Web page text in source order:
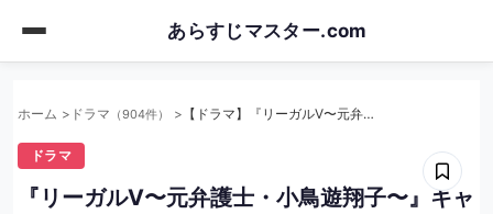
content
あらすじマスター.com
ホーム ドラマ （904件） 【ドラマ】『リーガルV〜元弁護士・小鳥遊翔子〜』キャスト・相関図とあらすじを徹底解説
ドラマ
『リーガルV〜元弁護士・小鳥遊翔子〜』キャ